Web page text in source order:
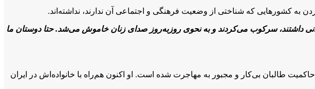
به کشورهایی که شناختی از وضعیت فرهنگی و اجتماعی آن ندارند، نداشته‌اند.
داشتند، سرکوب می‌کردند و به نحوی روزبه‌روز صدای زنان خاموش می‌شد. حتا دوستان ما
طالبان بی‌کار و مجبور به مهاجرت شده است. او اکنون هم‌راه با خانواده‌اش در ایران